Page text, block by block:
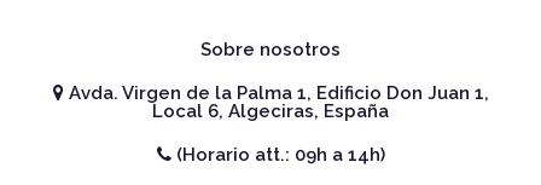
Sobre nosotros
Avda. Virgen de la Palma 1, Edificio Don Juan 1,
Local 6, Algeciras, España
(Horario att.: 09h a 14h)